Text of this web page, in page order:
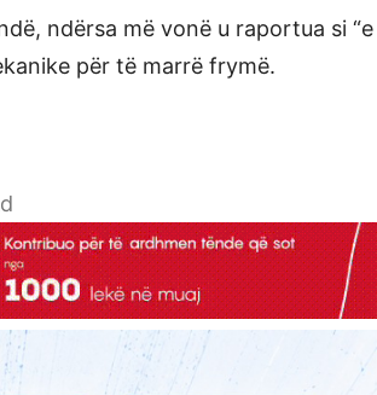
ndërsa më vonë u raportua si “e
për të marrë frymë.